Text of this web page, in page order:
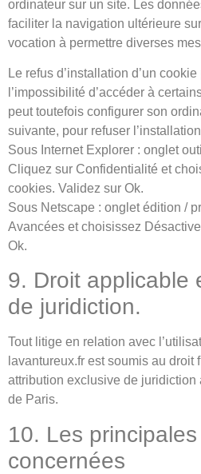
ordinateur sur un site. Les
faciliter la navigation ultérieure
vocation à permettre diverses
Le refus d’installation d’un
l’impossibilité d’accéder à
peut toutefois configurer son
suivante, pour refuser
Sous Internet Explorer : onglet
Cliquez sur Confidentialité et
cookies. Validez sur Ok.
Sous Netscape : onglet édition /
Avancées et choisissez
Ok.
9. Droit applicable
de juridiction.
Tout litige en relation avec
lavantureux.fr est soumis au droit
attribution exclusive de juridiction
de Paris.
10. Les
concernées